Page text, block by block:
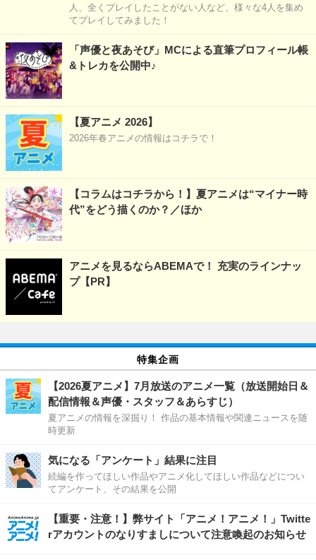
人、全くプレイしたことがない人など、様々な4人を集め
てプレイしてみました！
「声優と夜あそび」MCによる直筆プロフィール帳
&トレカを公開中♪
【夏アニメ 2026】
2026年春アニメの情報はコチラで！
【コラムはコチラから！】夏アニメは“マイナー時
代”をどう描くのか？／ほか
アニメを見るならABEMAで！ 充実のラインナッ
プ【PR】
特集企画
【2026夏アニメ】7月放送のアニメ一覧（放送開始日＆
配信情報＆声優・スタッフ＆あらすじ）
夏アニメの情報を深掘り！ 作品の基本情報や関連ニュースを随
時更新
気になる「アンケート」結果に注目
続編を作ってほしい作品やアニメ化してほしい作品などについ
てアンケート、その結果を公開
【重要・注意！】弊サイト「アニメ！アニメ！」Twitte
rアカウントのなりすましについて注意喚起のお知らせ